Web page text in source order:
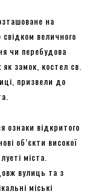
на
величного
чи перебудова
замок, костел св.
призвели до
ознаки відкритого
об’єкти високої
міста.
вулиць та з
міські